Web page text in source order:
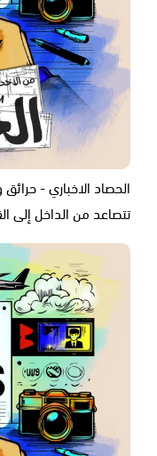
الحصاد الاخباري -
تتصاعد من الداخل إلى القدس